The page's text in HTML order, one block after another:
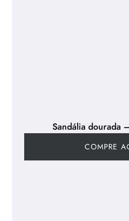
Sandália dourada
COMPRE